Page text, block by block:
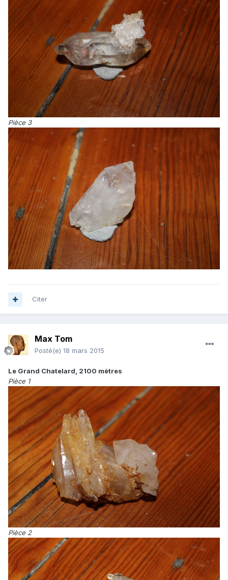
Pièce 3
Citer
Max Tom
Posté(e) 18 mars 2015
Le Grand Chatelard, 2100 mètres
Pièce 1
Pièce 2